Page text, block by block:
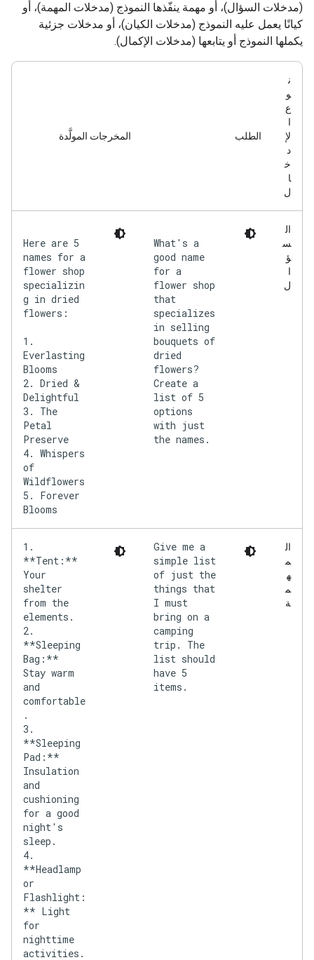
(مدخلات السؤال)، أو مهمة ينفّذها النموذج (مدخلات المهمة)، أو
كيانًا يعمل عليه النموذج (مدخلات الكيان)، أو مدخلات جزئية
يكملها النموذج أو يتابعها (مدخلات الإكمال).
ن
و
ع
ا
لإ
د
خ
ا
ل
الطلب المخرجات المولَّدة
ال
س
ؤ
ا
ل
What's a
good name
for a
flower shop
that
specializes
in selling
bouquets of
dried
flowers?
Create a
list of 5
options
with just
the names.
Here are 5
names for a
flower shop
specializin
g in dried
flowers:
1.
Everlasting
Blooms
2. Dried &
Delightful
3. The
Petal
Preserve
4. Whispers
of
Wildflowers
5. Forever
ال
م
ه
م
ة
Give me a
simple list
of just the
things that
I must
bring on a
camping
trip. The
list should
have 5
items.
1.
**Tent:**
Your
shelter
from the
elements.
2.
**Sleeping
Bag:**
Stay warm
and
comfortable
.
3.
**Sleeping
Pad:**
Insulation
and
cushioning
for a good
night's
sleep.
4.
**Headlamp
or
Flashlight:
** Light
for
nighttime
activities.